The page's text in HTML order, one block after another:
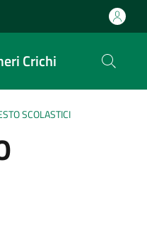
Crichi
SCOLASTICI